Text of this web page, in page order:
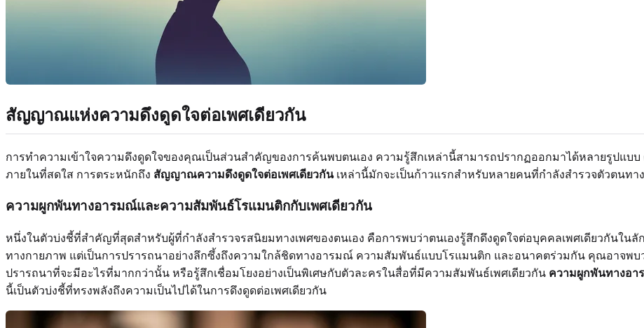
สัญญาณแห่งความดึงดูดใจต่อเพศเดียวกัน
การทำความเข้าใจความดึงดูดใจของคุณเป็นส่วนสำคัญของการค้นพบตนเอง ความรู้สึกเหล่านี้สามารถปรากฏออกมาได้หลายรูปแ
ภายในที่สดใส การตระหนักถึง สัญญาณความดึงดูดใจต่อเพศเดียวกันเหล่านี้มักจะเป็นก้าวแรกสำหรับหลายคนที่กำลังสำรวจตัวตนทาง
ความผูกพันทางอารมณ์และความสัมพันธ์โรแมนติกกับเพศเดียวกัน
หนึ่งในตัวบ่งชี้ที่สำคัญที่สุดสำหรับผู้ที่กำลังสำรวจรสนิยมทางเพศของตนเอง คือการพบว่าตนเองรู้สึกดึงดูดใจต่อบุคคลเพศเดียวกันใ
ทางกายภาพ แต่เป็นการปรารถนาอย่างลึกซึ้งถึงความใกล้ชิดทางอารมณ์ ความสัมพันธ์แบบโรแมนติก และอนาคตร่วมกัน คุณอาจพบ
ปรารถนาที่จะมีอะไรที่มากกว่านั้น หรือรู้สึกเชื่อมโยงอย่างเป็นพิเศษกับตัวละครในสื่อที่มีความสัมพันธ์เพศเดียวกัน ความผูกพันทางอา
นี้เป็นตัวบ่งชี้ที่ทรงพลังถึงความเป็นไปได้ในการดึงดูดต่อเพศเดียวกัน